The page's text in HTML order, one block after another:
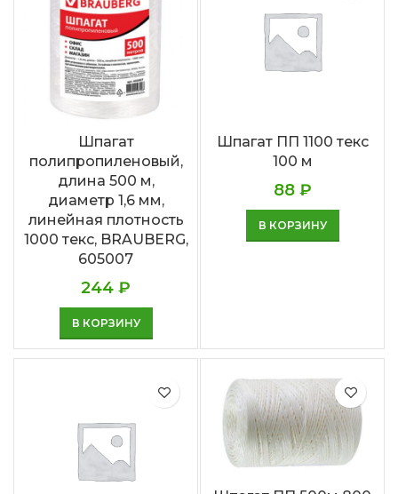
Шпагат
полипропиленовый,
длина 500 м,
диаметр 1,6 мм,
линейная плотность
1000 текс, BRAUBERG,
605007
244 ₽
В КОРЗИНУ
Шпагат ПП 1100 текс
100 м
88 ₽
В КОРЗИНУ